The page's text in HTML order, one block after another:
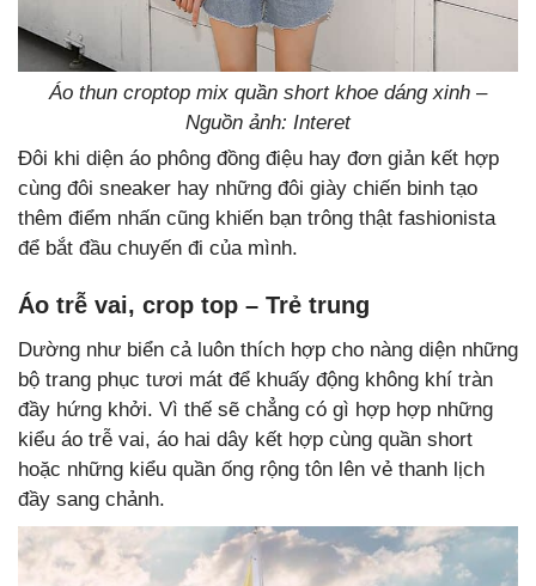
Áo thun croptop mix quần short khoe dáng xinh –
Nguồn ảnh: Interet
Đôi khi diện áo phông đồng điệu hay đơn giản kết hợp
cùng đôi sneaker hay những đôi giày chiến binh tạo
thêm điểm nhấn cũng khiến bạn trông thật fashionista
để bắt đầu chuyến đi của mình.
Áo trễ vai, crop top – Trẻ trung
Dường như biển cả luôn thích hợp cho nàng diện những
bộ trang phục tươi mát để khuấy động không khí tràn
đầy hứng khởi. Vì thế sẽ chẳng có gì hợp hợp những
kiểu áo trễ vai, áo hai dây kết hợp cùng quần short
hoặc những kiểu quần ống rộng tôn lên vẻ thanh lịch
đầy sang chảnh.